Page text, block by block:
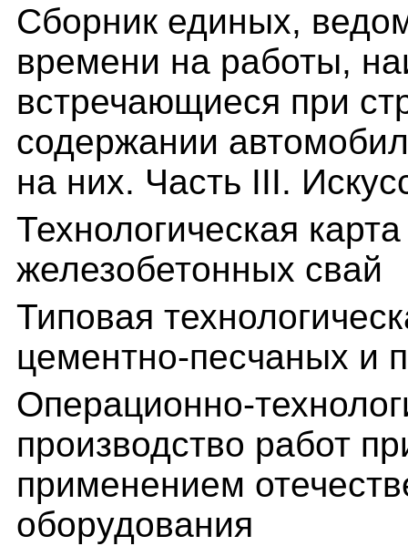
Сборник единых,
времени на работы,
встречающиеся при
содержании
на них. Часть III.
Технологическая
железобетонных свай
Типовая
цементно-песчаных и
Операционно-
производство работ
применением
оборудования